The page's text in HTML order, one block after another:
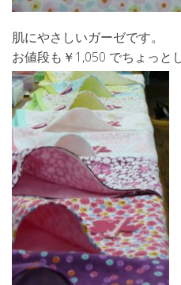
肌にやさしいガーゼです。
お値段も￥1,050 でちょっと